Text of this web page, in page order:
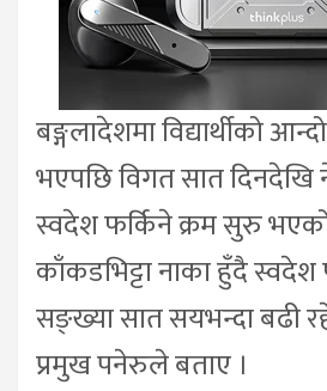
बङ्गलादेशमा विद्यार्थीको
भएपछि विगत सात दिनदेखि
स्वदेश फर्किने क्रम सुरु
काँकडभिट्टा नाका हुँदै स्वदेश
सङ्ख्या सात सयभन्दा बढी
प्रमुख पनेरुले बताए ।